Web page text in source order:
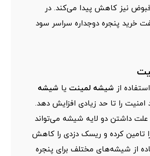
نیز کاهش پیدا می‌کند. در
خرید پنجره دوجداره سراسر سود
از شیشه لمینتیا شیشه
امنیت را تا حد زیادی افزایش دهد.
علت داشتن دو لایه شیشه می‌تواند
تامین کرده و ریسک دزدی را کاهش
از شیشه‌های مختلف برای پنجره